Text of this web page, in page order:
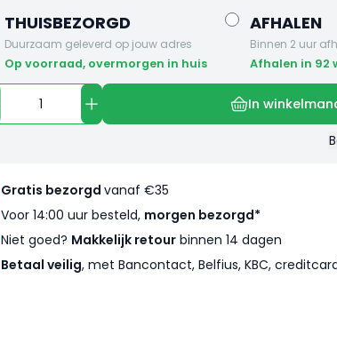
THUISBEZORGD
Duurzaam geleverd op jouw adres
op voorraad, overmorgen in huis
AFHALEN
Binnen 2 uur
Afhalen in 92
In
Gratis bezorgd vanaf €35
Voor 14:00 uur besteld, morgen bezorgd*
Niet goed? Makkelijk retour binnen 14 dagen
Betaal veilig, met Bancontact, Belfius, KBC,